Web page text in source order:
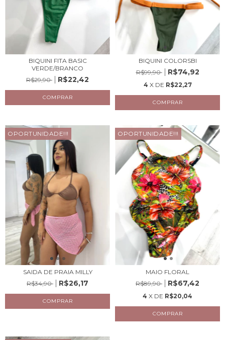
BIQUINI FITA BASIC
VERDE/BRANCO
R$29,90
R$22,42
COMPRAR
BIQUINI COLORSBI
R$99,90
R$74,92
4 X DE R$22,27
COMPRAR
OPORTUNIDADE!!!
SAIDA DE PRAIA MILLY
R$34,90
R$26,17
COMPRAR
OPORTUNIDADE!!!
MAIO FLORAL
R$89,90
R$67,42
4 X DE R$20,04
COMPRAR